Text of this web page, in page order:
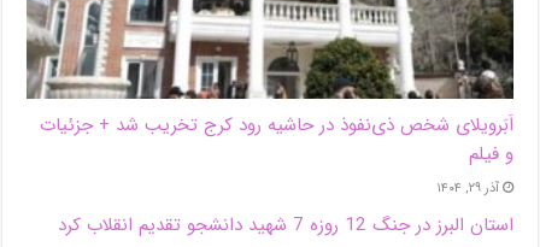
اَبَر‌ویلای شخص ذی‌نفوذ در حاشیه‌ رود کرج تخریب شد + جزئیات
و فیلم
آذر ۲۹, ۱۴۰۴
استان البرز در جنگ 12 روزه 7 شهید دانشجو تقدیم انقلاب کرد